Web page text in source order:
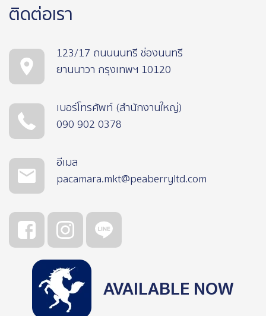
ติดต่อเรา
123/17 ถนนนนทรี ช่องนนทรี
ยานนาวา กรุงเทพฯ 10120
เบอร์โทรศัพท์ (สำนักงานใหญ่)
090 902 0378
อีเมล
pacamara.mkt@peaberryltd.com
AVAILABLE NOW